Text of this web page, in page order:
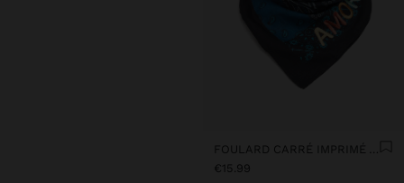
FOULARD CARRÉ IMPRIMÉ AMORE 100% COTON
€15.99